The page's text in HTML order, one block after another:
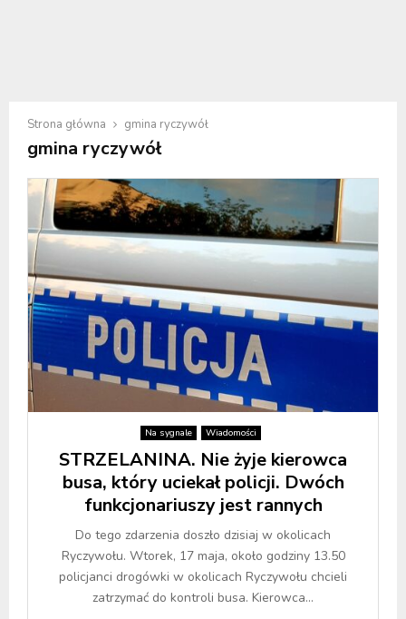
Strona główna gmina ryczywół
gmina ryczywół
Na sygnale Wiadomości
STRZELANINA. Nie żyje kierowca
busa, który uciekał policji. Dwóch
funkcjonariuszy jest rannych
Do tego zdarzenia doszło dzisiaj w okolicach
Ryczywołu. Wtorek, 17 maja, około godziny 13.50
policjanci drogówki w okolicach Ryczywołu chcieli
zatrzymać do kontroli busa. Kierowca...